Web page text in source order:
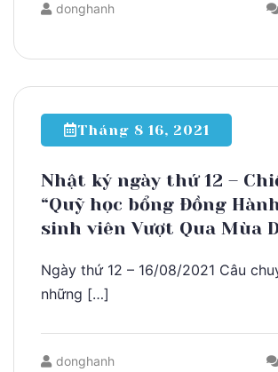
donghanh
Tháng 8 16, 2021
Nhật ký ngày thứ 12 –
“Quỹ học bổng Đồng
sinh viên Vượt Qua Mùa
Ngày thứ 12 – 16/08/2021 Câu
những […]
donghanh